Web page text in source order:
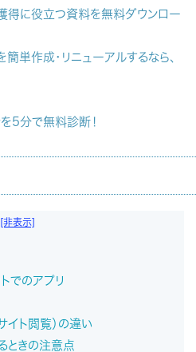
得に役立つ資料を無料ダウンロー
単作成・リニューアルするなら、
5分で無料診断！
[非表示]
でのアプリ
イト閲覧）の違い
ときの注意点